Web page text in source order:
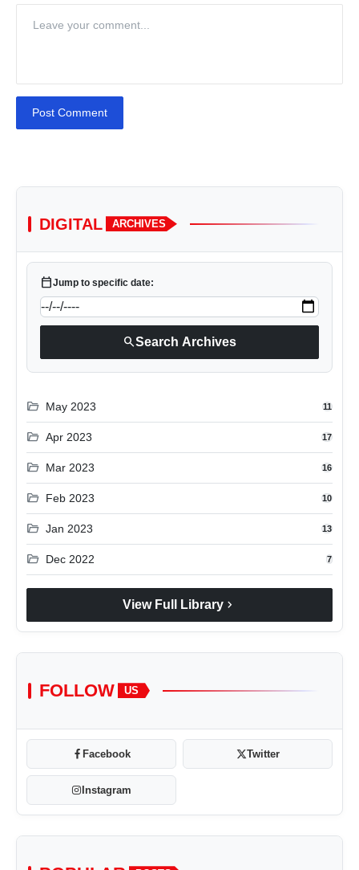
Post Comment
DIGITAL ARCHIVES
calendar_todayJump to specific date:
searchSearch Archives
folder_open May 2023 11
folder_open Apr 2023 17
folder_open Mar 2023 16
folder_open Feb 2023 10
folder_open Jan 2023 13
folder_open Dec 2022 7
View Full Library chevron_right
FOLLOW US
Facebook Twitter
Instagram